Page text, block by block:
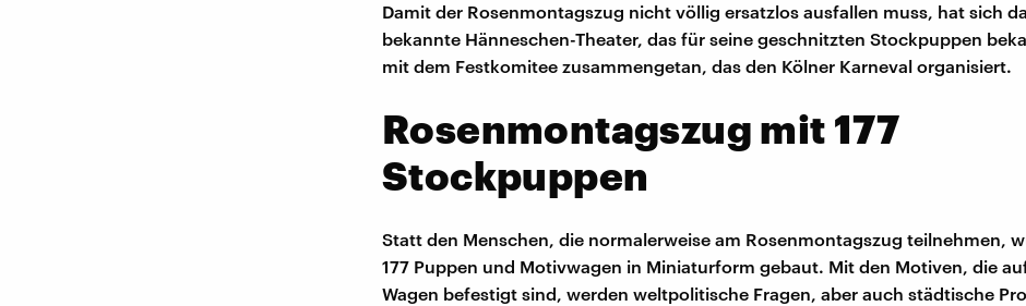
Damit der Rosenmontagszug nicht völlig ersatzlos ausfallen muss, hat sich
bekannte Hänneschen-Theater, das für seine geschnitzten Stockpuppen
mit dem Festkomitee zusammengetan, das den Kölner Karneval organisiert.
Rosenmontagszug mit 177
Stockpuppen
Statt den Menschen, die normalerweise am Rosenmontagszug teilnehmen,
177 Puppen und Motivwagen in Miniaturform gebaut. Mit den Motiven, die
Wagen befestigt sind, werden weltpolitische Fragen, aber auch städtische